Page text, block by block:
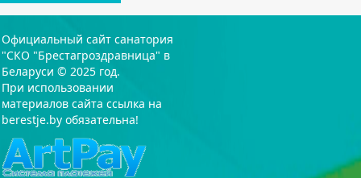
Официальный сайт санатория
"СКО "Брестагроздравница" в
Беларуси © 2025 год.
При использовании
материалов сайта ссылка на
berestje.by обязательна!